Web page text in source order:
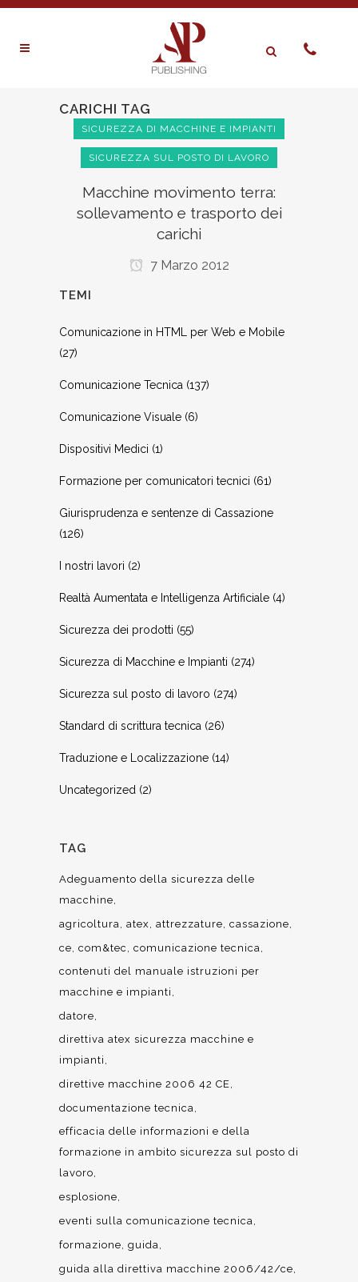
CARICHI TAG
SICUREZZA DI MACCHINE E IMPIANTI
SICUREZZA SUL POSTO DI LAVORO
Macchine movimento terra:
sollevamento e trasporto dei
carichi
7 Marzo 2012
TEMI
Comunicazione in HTML per Web e Mobile
(27)
Comunicazione Tecnica (137)
Comunicazione Visuale (6)
Dispositivi Medici (1)
Formazione per comunicatori tecnici (61)
Giurisprudenza e sentenze di Cassazione
(126)
I nostri lavori (2)
Realtà Aumentata e Intelligenza Artificiale (4)
Sicurezza dei prodotti (55)
Sicurezza di Macchine e Impianti (274)
Sicurezza sul posto di lavoro (274)
Standard di scrittura tecnica (26)
Traduzione e Localizzazione (14)
Uncategorized (2)
TAG
Adeguamento della sicurezza delle
macchine
agricoltura atex attrezzature cassazione
ce com&tec
comunicazione tecnica
contenuti del manuale istruzioni per
macchine e impianti
datore
direttiva atex sicurezza macchine e
impianti
direttive macchine 2006 42 CE
documentazione tecnica
efficacia delle informazioni e della
formazione in ambito sicurezza sul posto di
lavoro
esplosione
eventi sulla comunicazione tecnica
formazione guida
guida alla direttiva macchine 2006/42/ce